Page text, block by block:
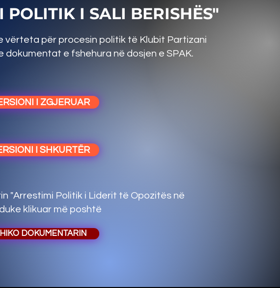
POLITIK I SALI BERISHËS"
vërteta për procesin politik të Klubit Partizani
e fshehura në dosjen e SPAK.
I ZGJERUAR
I SHKURTËR
"Arrestimi Politik i Liderit të Opozitës në
klikuar më poshtë
DOKUMENTARIN